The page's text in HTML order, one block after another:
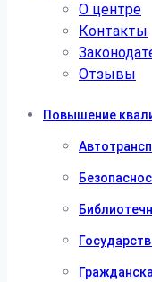
О центре
Контакты
Отзывы
Повышение